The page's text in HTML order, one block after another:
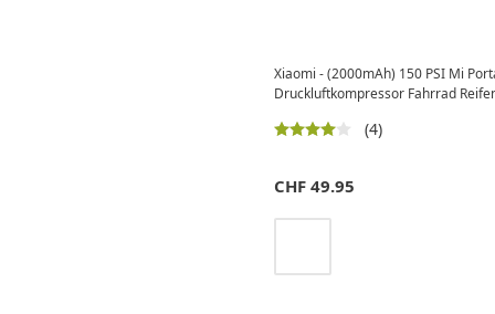
Xiaomi - (2000mAh) 150 PSI Mi
Druckluftkompressor Fahrrad
(4)
CHF 49.95